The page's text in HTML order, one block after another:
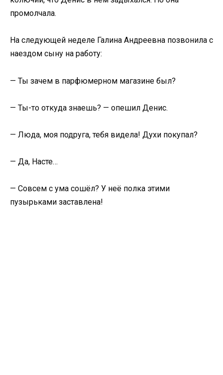
промолчала.
На следующей неделе Галина Андреевна позвонила с
наездом сыну на работу:
— Ты зачем в парфюмерном магазине был?
— Ты-то откуда знаешь? — опешил Денис.
— Люда, моя подруга, тебя видела! Духи покупал?
— Да, Насте…
— Совсем с ума сошёл? У неё полка этими
пузырьками заставлена!